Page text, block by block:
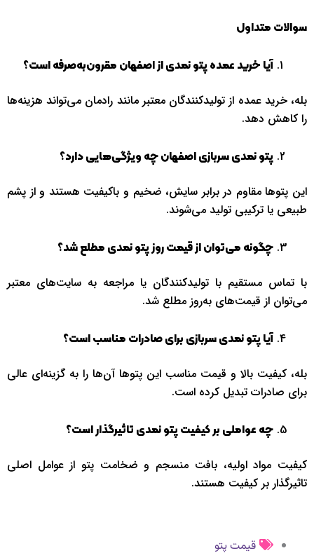
سوالات متداول
آیا خرید عمده پتو نمدی از اصفهان مقرون‌به‌صرفه است؟
بله، خرید عمده از تولیدکنندگان معتبر مانند رادمان می‌تواند هزینه‌ها
را کاهش دهد.
پتو نمدی سربازی اصفهان چه ویژگی‌هایی دارد؟
این پتوها مقاوم در برابر سایش، ضخیم و باکیفیت هستند و از پشم
طبیعی یا ترکیبی تولید می‌شوند.
چگونه می‌توان از قیمت روز پتو نمدی مطلع شد؟
با تماس مستقیم با تولیدکنندگان یا مراجعه به سایت‌های معتبر
می‌توان از قیمت‌های به‌روز مطلع شد.
آیا پتو نمدی سربازی برای صادرات مناسب است؟
بله، کیفیت بالا و قیمت مناسب این پتوها آن‌ها را به گزینه‌ای عالی
برای صادرات تبدیل کرده است.
چه عواملی بر کیفیت پتو نمدی تاثیرگذار است؟
کیفیت مواد اولیه، بافت منسجم و ضخامت پتو از عوامل اصلی
تاثیرگذار بر کیفیت هستند.
قیمت پتو